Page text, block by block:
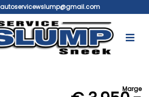
autoservicewslump@gmail.com
Marge